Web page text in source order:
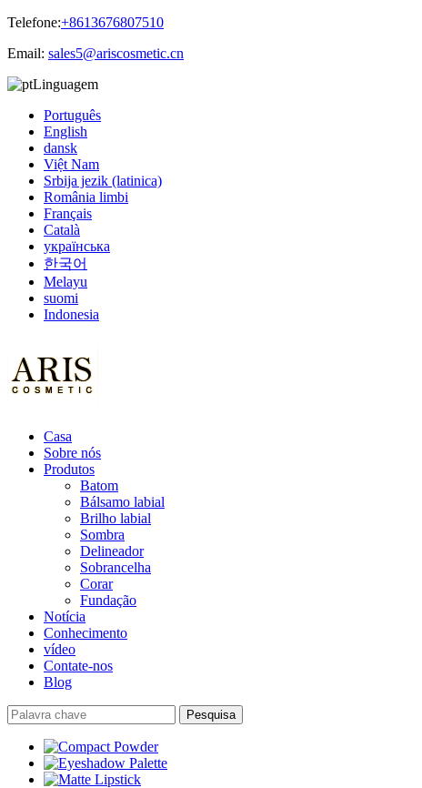
Telefone:+8613676807510
Email: sales5@ariscosmetic.cn
Linguagem
Português
English
dansk
Việt Nam
Srbija jezik (latinica)
România limbi
Français
Català
українська
한국어
Melayu
suomi
Indonesia
Casa
Sobre nós
Produtos
Batom
Bálsamo labial
Brilho labial
Sombra
Delineador
Sobrancelha
Corar
Fundação
Notícia
Conhecimento
vídeo
Contate-nos
Blog